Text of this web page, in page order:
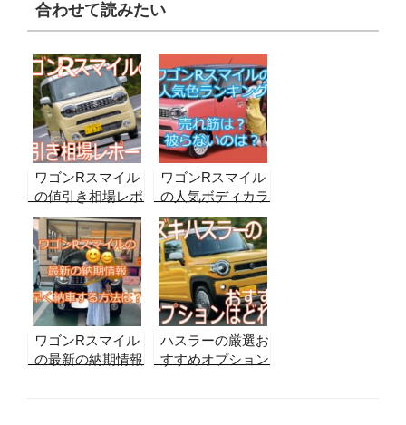
合わせて読みたい
ワゴンRスマイル
の値引き相場レポ
ート！【グレード
別・2026年8月最
新】実販売データ
から合格ラインを
算出！
ワゴンRスマイル
の人気ボディカラ
ーをランキング形
式でご紹介！【口
コミ多数】
ワゴンRスマイル
の最新の納期情報
ハスラーの厳選お
すすめオプション